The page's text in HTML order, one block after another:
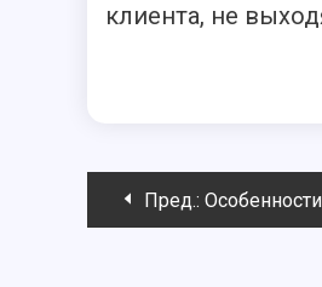
клиента, не
Навигация
Пред.: